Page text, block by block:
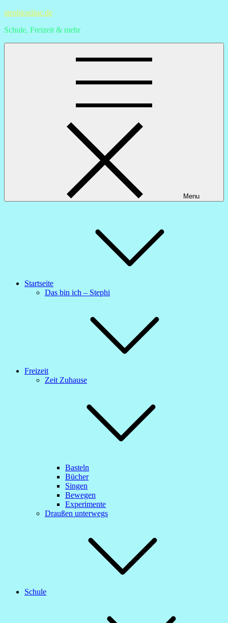
Skip
content
stephionline.de
Schule, Freizeit & mehr
Menu
Startseite
Das bin ich – Stephi
Freizeit
Zeit Zuhause
Basteln
Bücher
Singen
Bewegen
Experimente
Draußen unterwegs
Schule